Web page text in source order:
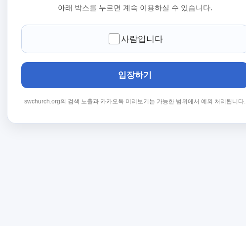
아래 박스를 누르면 계속 이용하실 수 있습니다.
사람입니다
입장하기
swchurch.org의 검색 노출과 카카오톡 미리보기는 가능한 범위에서 예외 처리됩니다.